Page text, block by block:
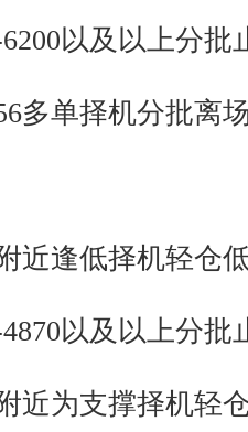
以及以上分批
单择机分批离
逢低择机轻仓
以及以上分批
为支撑择机轻